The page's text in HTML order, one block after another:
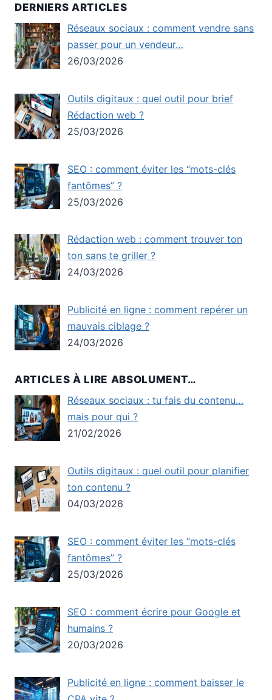
DERNIERS ARTICLES
Réseaux sociaux : comment vendre sans
passer pour un vendeur…
26/03/2026
Outils digitaux : quel outil pour brief
Rédaction web ?
25/03/2026
SEO : comment éviter les “mots-clés
fantômes” ?
25/03/2026
Rédaction web : comment trouver ton
ton sans te griller ?
24/03/2026
Publicité en ligne : comment repérer un
mauvais ciblage ?
24/03/2026
ARTICLES À LIRE ABSOLUMENT…
Réseaux sociaux : tu fais du contenu…
mais pour qui ?
21/02/2026
Outils digitaux : quel outil pour planifier
ton contenu ?
04/03/2026
SEO : comment éviter les “mots-clés
fantômes” ?
25/03/2026
SEO : comment écrire pour Google et
humains ?
20/03/2026
Publicité en ligne : comment baisser le